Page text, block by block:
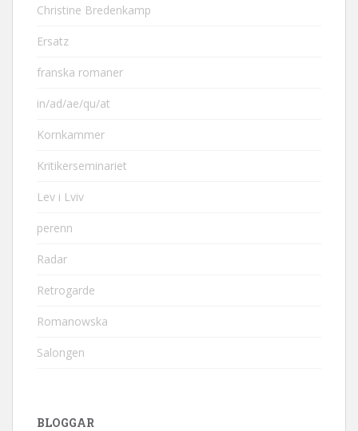
Christine Bredenkamp
Ersatz
franska romaner
in/ad/ae/qu/at
Kornkammer
Kritikerseminariet
Lev i Lviv
perenn
Radar
Retrogarde
Romanowska
Salongen
BLOGGAR